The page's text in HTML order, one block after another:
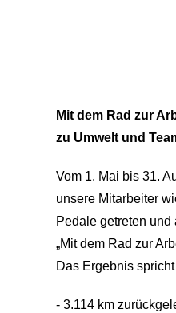
Mit dem Rad zur
zu Umwelt und
Vom 1. Mai bis 31.
unsere Mitarbeiter
Pedale getreten und
„Mit dem Rad zur
Das Ergebnis
- 3.114 km